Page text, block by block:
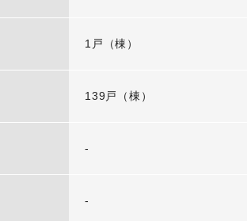
1戸（棟）
139戸（棟）
-
-